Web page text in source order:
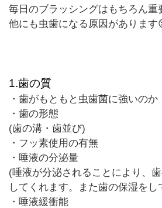
毎日のブラッシングはもちろん重
他にも虫歯になる原因があります
1.歯の質
・歯がもともと虫歯菌に強いのか
・歯の形態
(歯の溝・歯並び)
・フッ素使用の有無
・唾液の分泌量
(唾液が分泌されることにより、
してくれます。また歯の保湿をし
・唾液緩衝能